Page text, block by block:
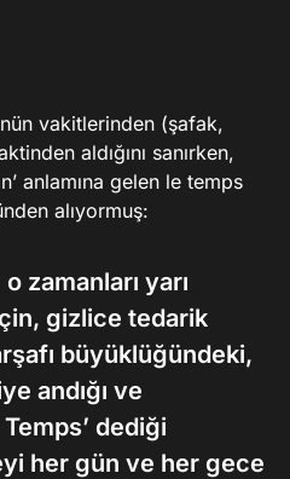
vakitlerinden (şafak,
aldığını sanırken,
anlamına gelen le temps
alıyormuş:
zamanları yarı
gizlice tedarik
büyüklüğündeki,
andığı ve
Temps’ dediği
her gün ve her gece